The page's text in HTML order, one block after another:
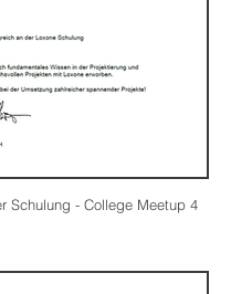
Schulung - College Meetup 4